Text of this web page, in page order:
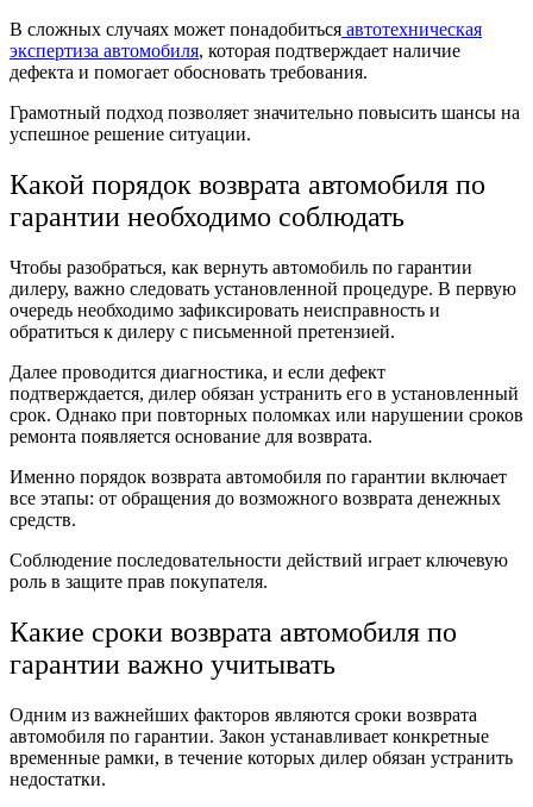
В сложных случаях может понадобиться автотехническая
экспертиза автомобиля, которая подтверждает наличие
дефекта и помогает обосновать требования.
Грамотный подход позволяет значительно повысить шансы на
успешное решение ситуации.
Какой порядок возврата автомобиля по
гарантии необходимо соблюдать
Чтобы разобраться, как вернуть автомобиль по гарантии
дилеру, важно следовать установленной процедуре. В первую
очередь необходимо зафиксировать неисправность и
обратиться к дилеру с письменной претензией.
Далее проводится диагностика, и если дефект
подтверждается, дилер обязан устранить его в установленный
срок. Однако при повторных поломках или нарушении сроков
ремонта появляется основание для возврата.
Именно порядок возврата автомобиля по гарантии включает
все этапы: от обращения до возможного возврата денежных
средств.
Соблюдение последовательности действий играет ключевую
роль в защите прав покупателя.
Какие сроки возврата автомобиля по
гарантии важно учитывать
Одним из важнейших факторов являются сроки возврата
автомобиля по гарантии. Закон устанавливает конкретные
временные рамки, в течение которых дилер обязан устранить
недостатки.